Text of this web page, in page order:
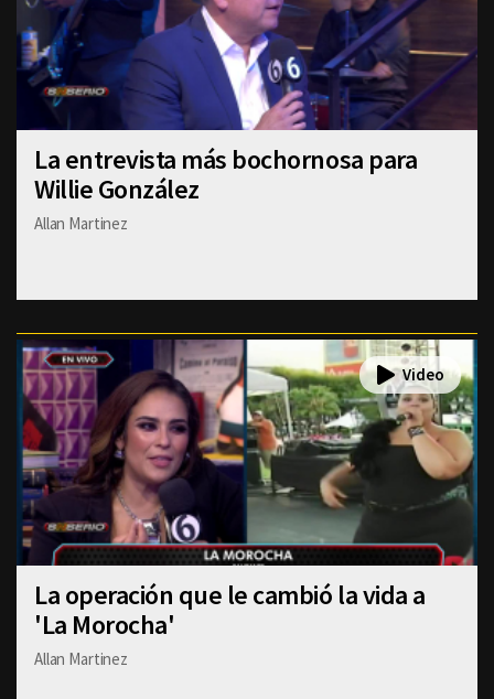
La entrevista más bochornosa para
Willie González
Allan Martinez
La operación que le cambió la vida a
'La Morocha'
Allan Martinez